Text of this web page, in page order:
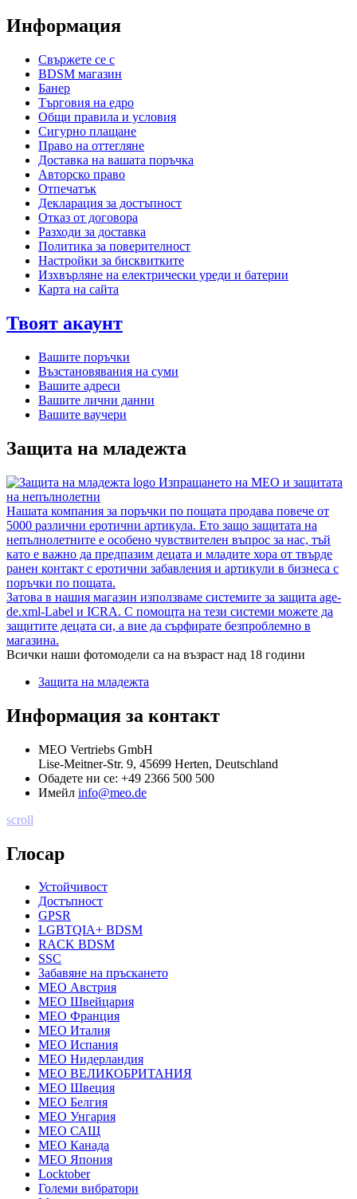
Информация
Свържете се с
BDSM магазин
Банер
Търговия на едро
Общи правила и условия
Сигурно плащане
Право на оттегляне
Доставка на вашата поръчка
Авторско право
Отпечатък
Декларация за достъпност
Отказ от договора
Разходи за доставка
Политика за поверителност
Настройки за бисквитките
Изхвърляне на електрически уреди и батерии
Карта на сайта
Твоят акаунт
Вашите поръчки
Възстановявания на суми
Вашите адреси
Вашите лични данни
Вашите ваучери
Защита на младежта
Изпращането на MEO и защитата
на непълнолетни
Нашата компания за поръчки по пощата продава повече от
5000 различни еротични артикула. Ето защо защитата на
непълнолетните е особено чувствителен въпрос за нас, тъй
като е важно да предпазим децата и младите хора от твърде
ранен контакт с еротични забавления и артикули в бизнеса с
поръчки по пощата.
Затова в нашия магазин използваме системите за защита age-
de.xml-Label и ICRA. С помощта на тези системи можете да
защитите децата си, а вие да сърфирате безпроблемно в
магазина.
Всички наши фотомодели са на възраст над 18 години
Защита на младежта
Информация за контакт
MEO Vertriebs GmbH
Lise-Meitner-Str. 9, 45699 Herten, Deutschland
Обадете ни се: +49 2366 500 500
Имейл info@meo.de
scroll
Глосар
Устойчивост
Достъпност
GPSR
LGBTQIA+ BDSM
RACK BDSM
SSC
Забавяне на пръскането
MEO Австрия
MEO Швейцария
MEO Франция
MEO Италия
MEO Испания
MEO Нидерландия
MEO ВЕЛИКОБРИТАНИЯ
MEO Швеция
MEO Белгия
MEO Унгария
MEO САЩ
MEO Канада
MEO Япония
Locktober
Големи вибратори